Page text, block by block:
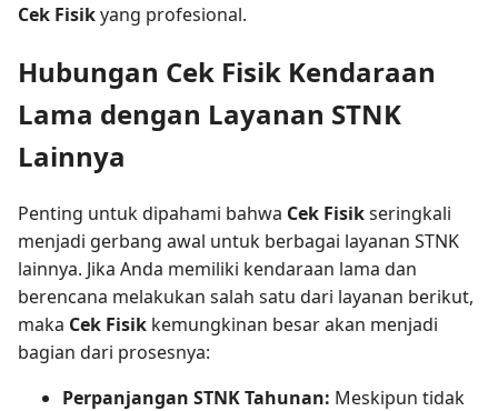
Cek Fisikyang profesional.
Hubungan Cek Fisik Kendaraan
Lama dengan Layanan STNK
Lainnya
Penting untuk dipahami bahwa Cek Fisikseringkali
menjadi gerbang awal untuk berbagai layanan STNK
lainnya. Jika Anda memiliki kendaraan lama dan
berencana melakukan salah satu dari layanan berikut,
maka Cek Fisik kemungkinan besar akan menjadi
bagian dari prosesnya:
Perpanjangan STNK Tahunan: Meskipun tidak